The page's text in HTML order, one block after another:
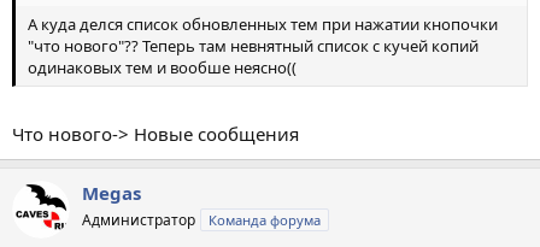
А куда делся список обновленных тем при нажатии кнопочки
"что нового"?? Теперь там невнятный список с кучей копий
одинаковых тем и вообше неясно((
Что нового-> Новые сообщения
Megas
Администратор Команда форума